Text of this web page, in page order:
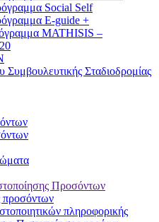
Social Self
E-guide +
MATHISIS –
Συμβουλευτικής Σταδιοδρομίας
Προσόντων
προσόντων
πληροφορικής